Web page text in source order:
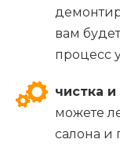
вам
процесс
чистка и
можете
салона и